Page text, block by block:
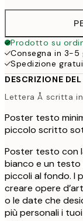
Prodotto su
Consegna in 3-5
Spedizione
DESCRIZIONE
Lettera Å scritta
Poster testo
piccolo scritto
Poster testo con
bianco e un
piccoli al fondo. I
creare opere
o le date che
più personali i